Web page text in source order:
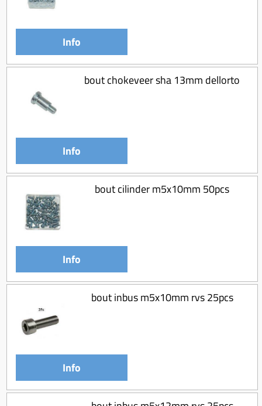
Info
bout chokeveer sha 13mm dellorto
Info
bout cilinder m5x10mm 50pcs
Info
bout inbus m5x10mm rvs 25pcs
Info